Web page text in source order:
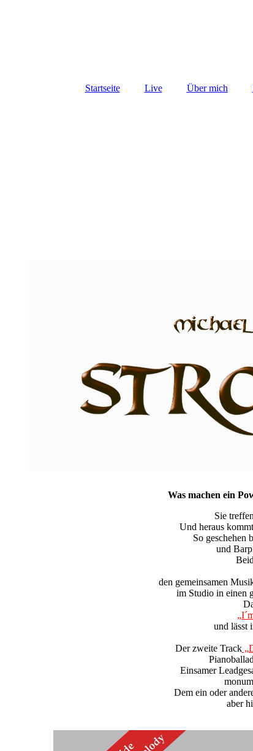
Startseite Live Über mich
Was machen ein
Sie
Und heraus
So geschehen
und
den gemeinsamen
im Studio in einen
und lässt
Der zweite Track
Einsamer
Dem ein oder
aber